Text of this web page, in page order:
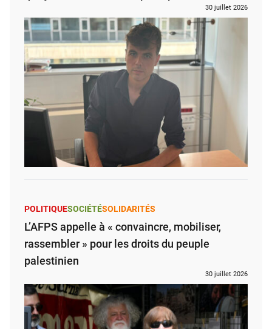
30 juillet 2026
POLITIQUESOCIÉTÉSOLIDARITÉS
L’AFPS appelle à « convaincre, mobiliser,
rassembler » pour les droits du peuple
palestinien
30 juillet 2026